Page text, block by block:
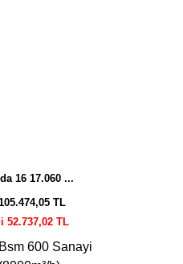
16 17.060 ...
TL
52.737,02 TL